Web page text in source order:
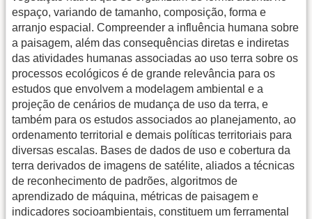
espaço, variando de tamanho, composição, forma e
arranjo espacial. Compreender a influência humana sobre
a paisagem, além das consequências diretas e indiretas
das atividades humanas associadas ao uso terra sobre os
processos ecológicos é de grande relevância para os
estudos que envolvem a modelagem ambiental e a
projeção de cenários de mudança de uso da terra, e
também para os estudos associados ao planejamento, ao
ordenamento territorial e demais políticas territoriais para
diversas escalas. Bases de dados de uso e cobertura da
terra derivados de imagens de satélite, aliados a técnicas
de reconhecimento de padrões, algoritmos de
aprendizado de máquina, métricas de paisagem e
indicadores socioambientais, constituem um ferramental